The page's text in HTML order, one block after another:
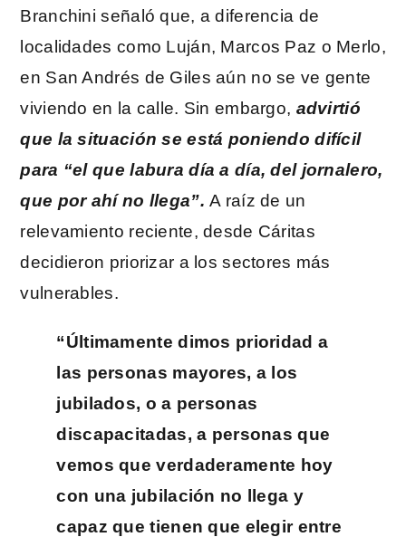
Branchini señaló que, a diferencia de
localidades como Luján, Marcos Paz o Merlo,
en San Andrés de Giles aún no se ve gente
viviendo en la calle. Sin embargo, advirtió
que la situación se está poniendo difícil
para “el que labura día a día, del jornalero,
que por ahí no llega”.A raíz de un
relevamiento reciente, desde Cáritas
decidieron priorizar a los sectores más
vulnerables.
“Últimamente dimos prioridad a
las personas mayores, a los
jubilados, o a personas
discapacitadas, a personas que
vemos que verdaderamente hoy
con una jubilación no llega y
capaz que tienen que elegir entre